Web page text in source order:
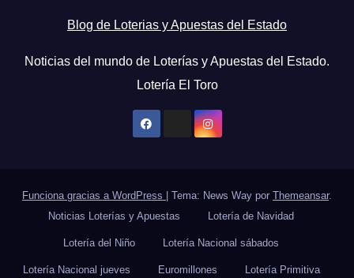
Blog de Loterias y Apuestas del Estado
Noticias del mundo de Loterías y Apuestas del Estado.
Lotería El Toro
Funciona gracias a WordPress Tema: News Way por Themeansar.
Noticias Loterías y Apuestas
Lotería de Navidad
Lotería del Niño Lotería Nacional sábados
Lotería Nacional jueves Euromillones Lotería Primitiva